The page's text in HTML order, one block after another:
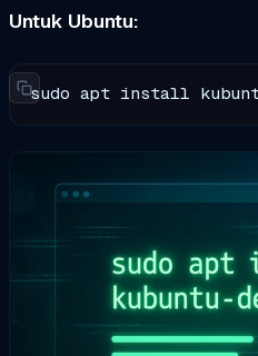
Untuk Ubuntu:
sudo apt install